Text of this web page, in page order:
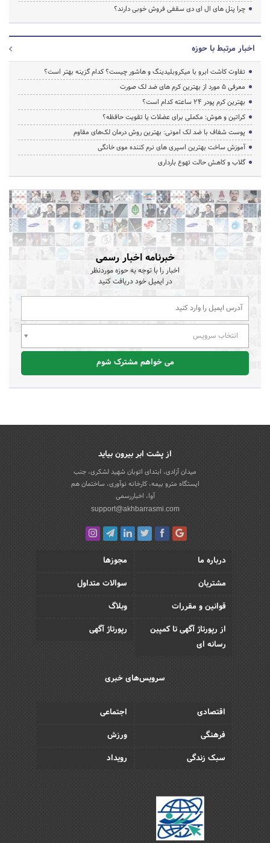
چرا پنل های ال ای دی سقفی فروش خوبی دارند؟
اخبار مرتبط با حوزه
تفاوت کاشت ابرو با میکروبلیدینگ و هاشور چیست؟ کدام گزینه بهتر است؟
معرفی 5 مورد از بهترین کرم های ضد لک صورت
بهترین کرم پودر 24 ساعته کدام است؟
کراتین و هوش: مکملی برای عضلات یا تقویت حافظه؟
پوست شفاف با ضد لک امونی: بهترین روش درمان لک‌های مقاوم
آموزش ساخت بهترین اسپری های نرم‌ کننده موی خانگی
گلاب و کاهش حالت تهوع بارداری
خبرنامه اخبار رسمی
اخبار را با توجه به حوزه موردنظر
در ایمیل خود دریافت کنید
انتخاب سرویس
می خواهم مشترک شوم
از پشت ابر بیرون بیاید
میدان آزادی، ابتدای اتوبان شهید لشکری، جنب
ایستگاه مترو بیمه، کارخانه نوآوری، ساختمان هم
آوا، اخباررسمی
support@akhbarrasmi.com
درباره ما
مجوزها
مشتریان
سوالات متداول
قوانین و مقررات
وبلاگ
از رپورتاژ آگهی تا کمپین
رسانه ای
رپورتاژ آگهی
سرویس‌های خبری
اقتصادی
اجتماعی
فرهنگی
ورزش
سبک زندگی
رویداد